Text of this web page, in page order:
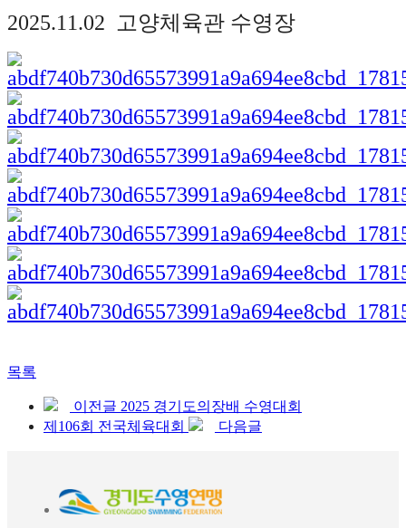
2025.11.02 고양체육관 수영장
목록
이전글 2025 경기도의장배 수영대회
제106회 전국체육대회
다음글